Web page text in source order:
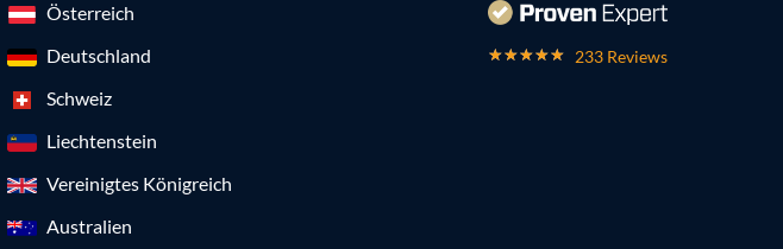
Österreich
Deutschland
Schweiz
Liechtenstein
Vereinigtes Königreich
Australien
233 Reviews